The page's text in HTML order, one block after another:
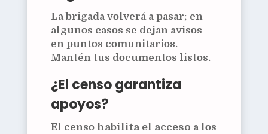
La brigada volverá a pasar; en
algunos casos se dejan avisos
en puntos comunitarios.
Mantén tus documentos listos.
¿El censo garantiza
apoyos?
El censo habilita el acceso a los